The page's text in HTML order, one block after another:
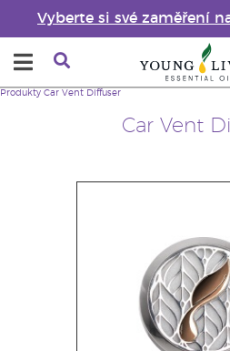
Vyberte si své zaměření
Car Vent
Produkty Car Vent Diffuser